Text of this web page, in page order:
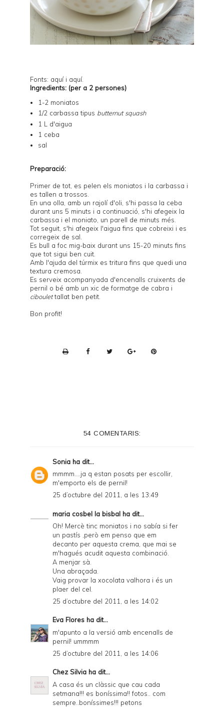
Fonts: aquíi aquí.
Ingredients: (per a 2 persones)
1-2 moniatos
1/2 carbassa tipus butternut squash
1 L d'aigua
1 ceba
sal
Preparació:
Primer de tot, es pelen els moniatos i la carbassa i
es tallen a trossos.
En una olla, amb un rajolí d'oli, s'hi passa la ceba
durant uns 5 minuts i a continuació, s'hi afegeix la
carbassa i el moniato, un parell de minuts més.
Tot seguit, s'hi afegeix l'aigua fins que cobreixi i es
corregeix de sal.
Es bull a foc mig-baix durant uns 15-20 minuts fins
que tot sigui ben cuit.
Amb l'ajuda del túrmix es tritura fins que quedi una
textura cremosa.
Es serveix acompanyada d'encenalls cruixents de
pernil o bé amb un xic de formatge de cabra i
ciboulettallat ben petit.
Bon profit!
i
e
n
d
y
a
n
d
P
D
F
54 COMENTARIS:
Sonia ha dit...
mmmm....ja q estan posats per escollir,
m'emporto els de pernil!
25 d’octubre del 2011, a les 13:49
maria cosbel la bisbal ha dit...
Oh! Mercè tinc moniatos i no sabía si fer
un pastís ,però em penso que em
decanto per aquesta crema, que mai se
m'hagués acudit aquesta combinació.
A menjar sà.
Una abraçada.
Vaig provar la xocolata valhora i és un
plaer del cel.
25 d’octubre del 2011, a les 14:02
Eva Flores ha dit...
m'apunto a la versió amb encenalls de
pernil! ummmm
25 d’octubre del 2011, a les 14:06
Chez Silvia ha dit...
A casa és un clàssic que cau cada
setmana!!! es boníssima!! fotos.. com
sempre..boníssimes!!! petons